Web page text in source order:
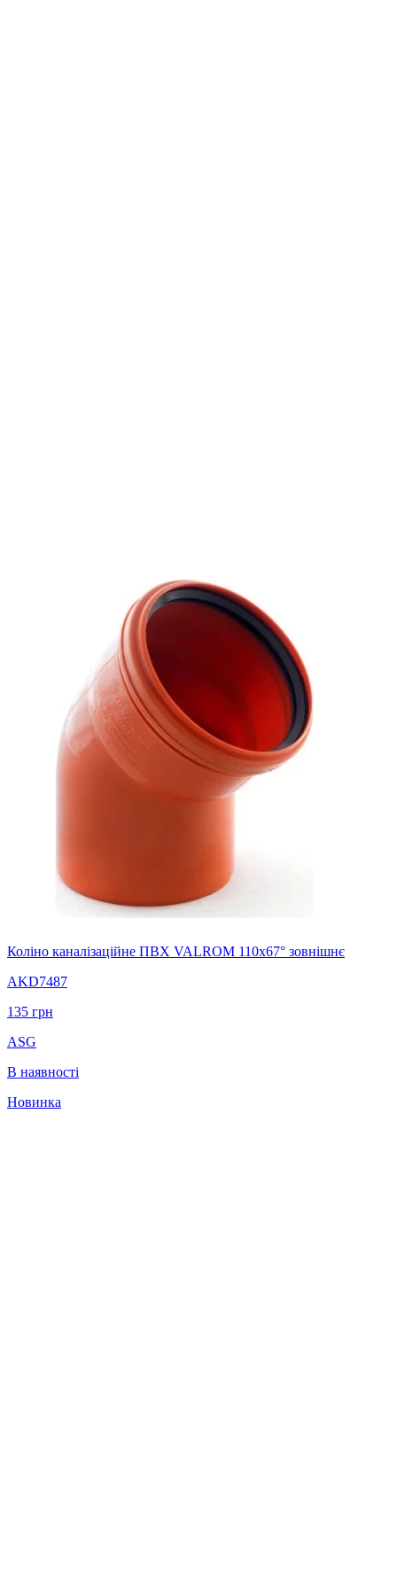
Коліно каналізаційне ПВХ VALROM 110х67° зовнішнє
AKD7487
135 грн
ASG
В наявності
Новинка